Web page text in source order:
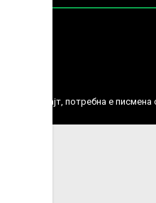
веб сајт, потребна е писмена